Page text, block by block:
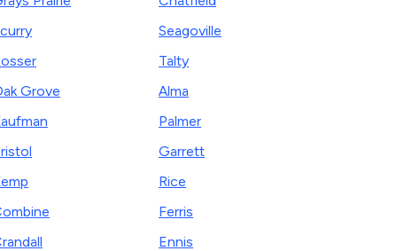
Grove
Seagoville
Talty
Alma
Palmer
Garrett
Rice
Ferris
Ennis